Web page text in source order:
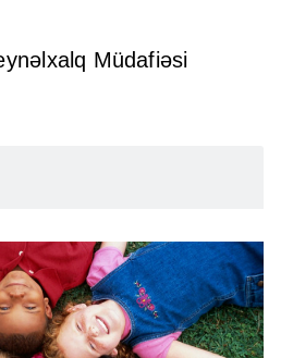
Müdafiəsi